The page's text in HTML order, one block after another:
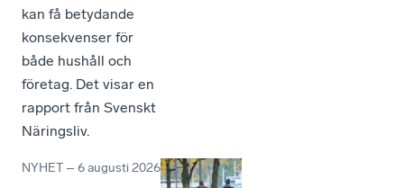
kan få betydande
konsekvenser för
både hushåll och
företag. Det visar en
rapport från Svenskt
Näringsliv.
NYHET –6 augusti 2026